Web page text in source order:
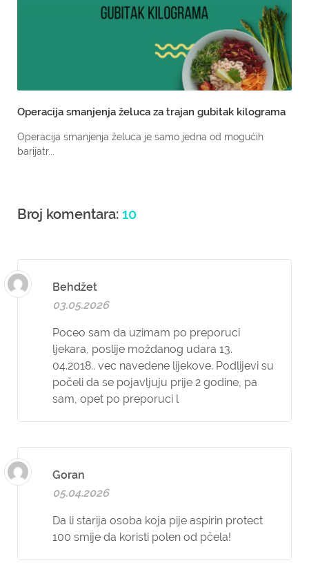
Operacija smanjenja želuca za trajan gubitak kilograma
Operacija smanjenja želuca je samo jedna od mogućih
barijatr...
Broj komentara: 10
Behdžet
03.05.2026
Poceo sam da uzimam po preporuci
ljekara, poslije moždanog udara 13.
04.2018.. vec navedene lijekove. Podlijevi su
počeli da se pojavljuju prije 2 godine, pa
sam, opet po preporuci l
Goran
05.04.2026
Da li starija osoba koja pije aspirin protect
100 smije da koristi polen od pčela!